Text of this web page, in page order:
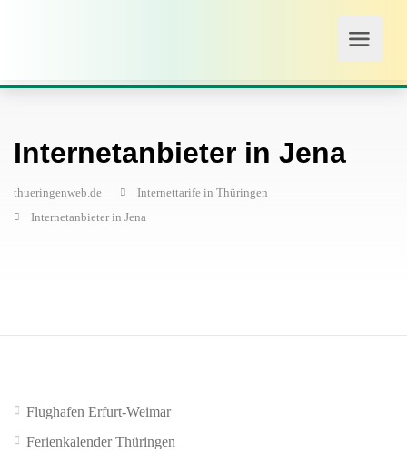
Internetanbieter in Jena
thueringenweb.de
Internettarife in Thüringen
Internetanbieter in Jena
Flughafen Erfurt-Weimar
Ferienkalender Thüringen